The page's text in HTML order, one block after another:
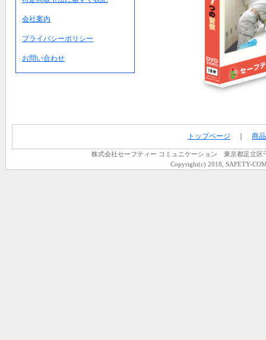
会社案内
プライバシーポリシー
お問い合わせ
トップページ 商
株式会社セーフティー コミュニケーション 東京都足立
Copyright(c) 2018, SAFETY-